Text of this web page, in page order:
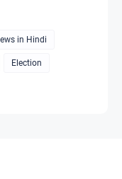
in Hindi
Election